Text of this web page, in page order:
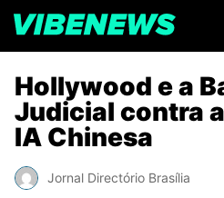
Hollywood e a
Judicial contra
IA Chinesa
Jornal Directório Brasília